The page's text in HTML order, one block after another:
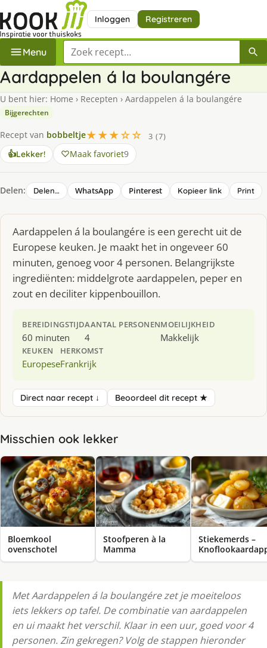
Inloggen Registreren
Menu Zoek een recept
Aardappelen á la boulangére
U bent hier: Home › Recepten › Aardappelen á la boulangére
Bijgerechten
Recept van bobbeltje★★★☆☆
3 (7)
👍Lekker! Maak favoriet9
Delen: Delen… WhatsApp Pinterest Kopieer link Print
Aardappelen á la boulangére is een gerecht uit de
Europese keuken. Je maakt het in ongeveer 60
minuten, genoeg voor 4 personen. Belangrijkste
ingrediënten: middelgrote aardappelen, peper en
zout en deciliter kippenbouillon.
BEREIDINGSTIJD
60 minuten
AANTAL PERSONEN
4
MOEILIJKHEID
Makkelijk
KEUKEN
Europese
HERKOMST
Frankrijk
Direct naar recept ↓ Beoordeel dit recept ★
Misschien ook lekker
Bloemkool
ovenschotel
Stoofperen à la
Mamma
Stiekemerds –
Met Aardappelen á la boulangére zet je moeiteloos
iets lekkers op tafel. De combinatie van aardappelen
en ui maakt het verschil. Klaar in een uur, goed voor 4
personen. Zin gekregen? Volg de stappen hieronder